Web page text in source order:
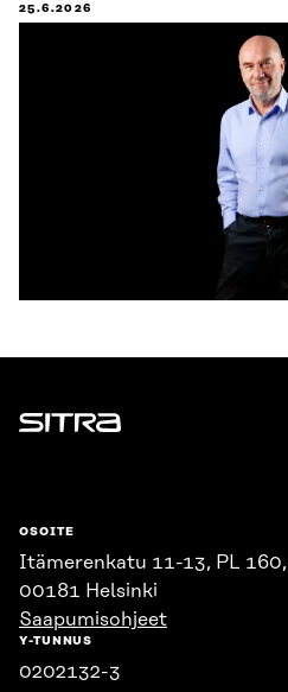
25.6.2026
Sitra
OSOITE
Itämerenkatu 11-13, PL 160,
00181 Helsinki
Saapumisohjeet
Y-TUNNUS
0202132-3